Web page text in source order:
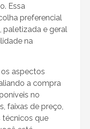
Essa
preferencial
paletizada e geral
na
aspectos
a compra
no
faixas de preço,
técnicos que